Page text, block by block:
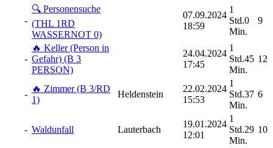
-
🔍 Personensuche
(THL 1RD
WASSERNOT 0)
07.09.2024
18:59
1
Std.0
Min.
9
-
🔥 Keller (Person in
Gefahr) (B 3
PERSON)
24.04.2024
17:45
1
Std.45
Min.
12
-
🔥 Zimmer (B 3/RD
1)
Heldenstein
22.02.2024
15:53
1
Std.37
Min.
6
- Waldunfall Lauterbach
19.01.2024
12:01
1
Std.29
Min.
10